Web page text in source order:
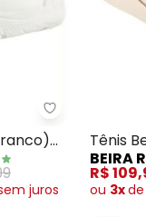
Perfecta -
juros
Tênis
White)
BEIRA
R$
ou 3xde